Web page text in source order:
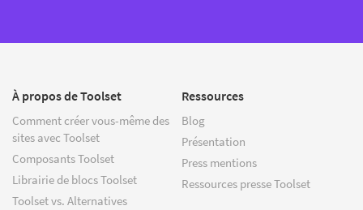
À propos de Toolset
Comment créer vous-même des
sites avec Toolset
Composants Toolset
Librairie de blocs Toolset
Toolset vs. Alternatives
Ressources
Blog
Présentation
Press mentions
Ressources presse Toolset